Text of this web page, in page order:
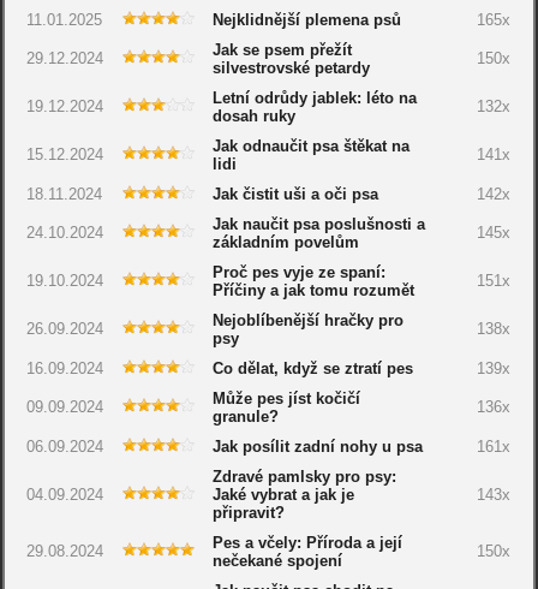
11.01.2025 Nejklidnější plemena psů 165x
29.12.2024
Jak se psem přežít
silvestrovské petardy
150x
19.12.2024
Letní odrůdy jablek: léto na
dosah ruky
132x
15.12.2024
Jak odnaučit psa štěkat na
lidi
141x
18.11.2024 Jak čistit uši a oči psa 142x
24.10.2024
Jak naučit psa poslušnosti a
základním povelům
145x
19.10.2024
Proč pes vyje ze spaní:
Příčiny a jak tomu rozumět
151x
26.09.2024
Nejoblíbenější hračky pro
psy
138x
16.09.2024 Co dělat, když se ztratí pes 139x
09.09.2024
Může pes jíst kočičí
granule?
136x
06.09.2024 Jak posílit zadní nohy u psa 161x
04.09.2024
Zdravé pamlsky pro psy:
Jaké vybrat a jak je
připravit?
143x
29.08.2024
Pes a včely: Příroda a její
nečekané spojení
150x